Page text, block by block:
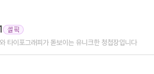
타이포그래피가 돋보이는 유니크한 청첩장입니다